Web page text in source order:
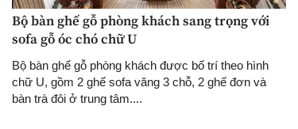
Bộ bàn ghế gỗ phòng khách sang trọng với
sofa gỗ óc chó chữ U
Bộ bàn ghế gỗ phòng khách được bố trí theo hình
chữ U, gồm 2 ghế sofa văng 3 chỗ, 2 ghế đơn và
bàn trà đôi ở trung tâm....